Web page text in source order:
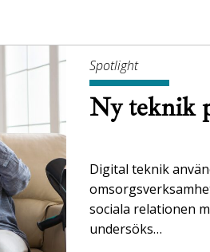
Spotlight
Ny teknik
Digital teknik
sociala relationen
undersöks…